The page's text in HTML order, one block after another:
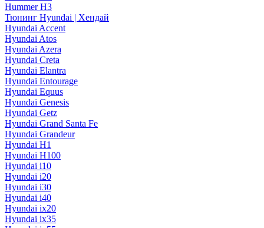
Hummer H3
Тюнинг Hyundai | Хендай
Hyundai Accent
Hyundai Atos
Hyundai Azera
Hyundai Creta
Hyundai Elantra
Hyundai Entourage
Hyundai Equus
Hyundai Genesis
Hyundai Getz
Hyundai Grand Santa Fe
Hyundai Grandeur
Hyundai H1
Hyundai H100
Hyundai i10
Hyundai i20
Hyundai i30
Hyundai i40
Hyundai ix20
Hyundai ix35